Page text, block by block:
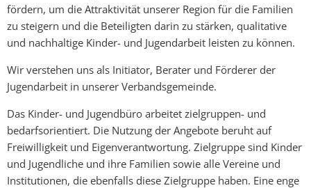
fördern, um die Attraktivität unserer Region für die Familien
zu steigern und die Beteiligten darin zu stärken, qualitative
und nachhaltige Kinder- und Jugendarbeit leisten zu können.
Wir verstehen uns als Initiator, Berater und Förderer der
Jugendarbeit in unserer Verbandsgemeinde.
Das Kinder- und Jugendbüro arbeitet zielgruppen- und
bedarfsorientiert. Die Nutzung der Angebote beruht auf
Freiwilligkeit und Eigenverantwortung. Zielgruppe sind Kinder
und Jugendliche und ihre Familien sowie alle Vereine und
Institutionen, die ebenfalls diese Zielgruppe haben. Eine enge